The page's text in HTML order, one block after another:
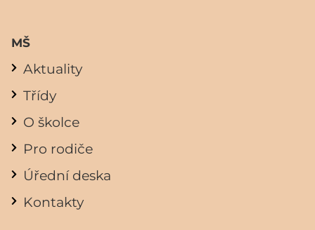
MŠ
Aktuality
Třídy
O školce
Pro rodiče
Úřední deska
Kontakty